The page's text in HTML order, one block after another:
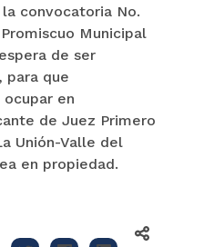
convocatoria No.
Municipal
de ser
para que
en
de Juez Primero
Unión-Valle del
en propiedad.